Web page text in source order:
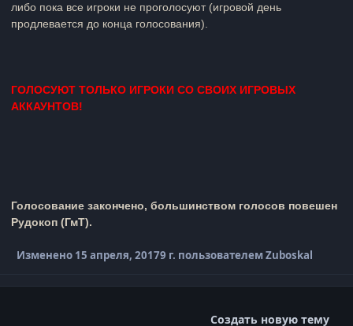
либо пока все игроки не проголосуют (игровой день
продлевается до конца голосования).
ГОЛОСУЮТ ТОЛЬКО ИГРОКИ СО СВОИХ ИГРОВЫХ
АККАУНТОВ!
Голосование закончено, большинством голосов повешен
Рудокоп (ГмТ).
Изменено 15 апреля, 20179 г. пользователем Zuboskal
Создать новую тему